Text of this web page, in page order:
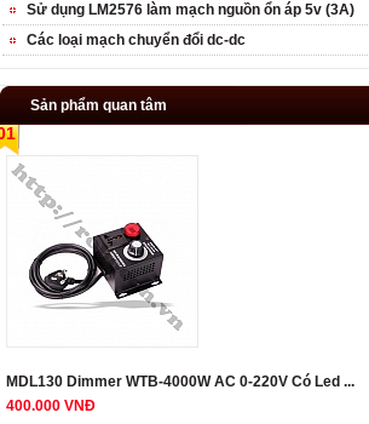
Sử dụng LM2576 làm mạch nguồn ổn áp 5v (3A)
Các loại mạch chuyển đổi dc-dc
Sản phẩm quan tâm
MDL130 Dimmer WTB-4000W AC 0-220V Có Led ...
400.000 VNĐ